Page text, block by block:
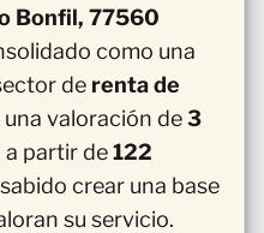
Bonfil, 77560
como una
de renta de
valoración de3
a partir de122
crear una base
su servicio.